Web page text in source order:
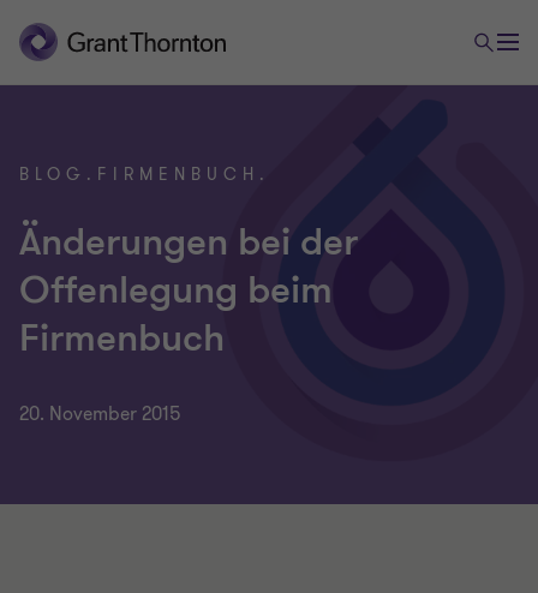
BLOG.FIRMENBUCH.
Änderungen bei der
Offenlegung beim
Firmenbuch
20. November 2015